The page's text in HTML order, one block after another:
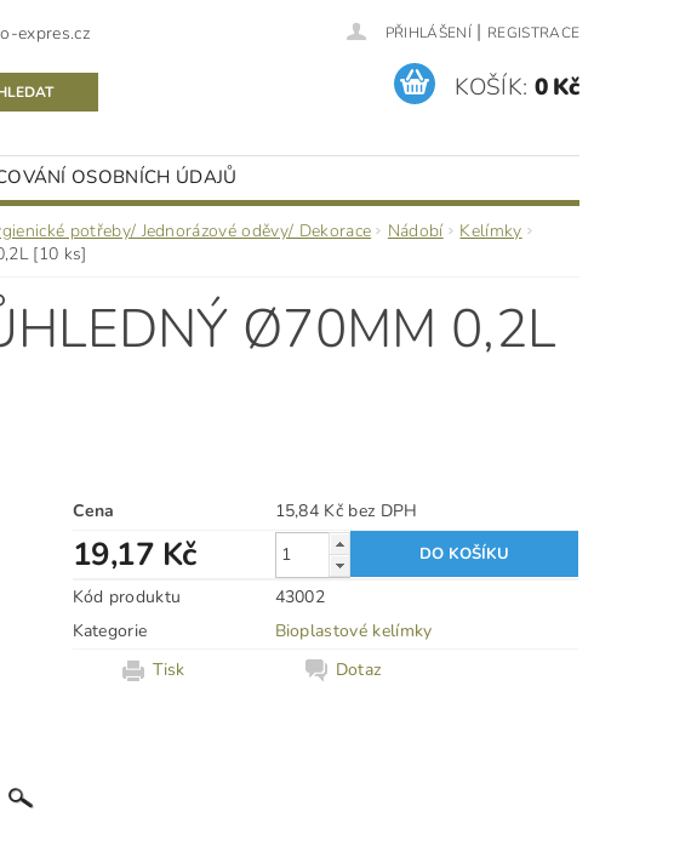
expres.cz PŘIHLÁŠENÍ | REGISTRACE
KOŠÍK: 0 Kč
OSOBNÍCH ÚDAJŮ
potřeby/ Jednorázové oděvy/ Dekorace Nádobí
Kelímky
[10 ks]
Ø70MM 0,2L
Cena 15,84 Kč bez DPH
19,17 Kč
Kód produktu
43002
Kategorie
Bioplastové kelímky
Tisk
Dotaz